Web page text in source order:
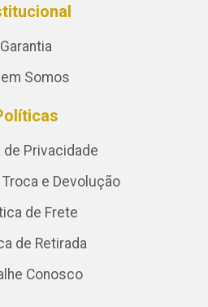
Garantia
Somos
de Privacidade
e Devolução
de Frete
de Retirada
Conosco